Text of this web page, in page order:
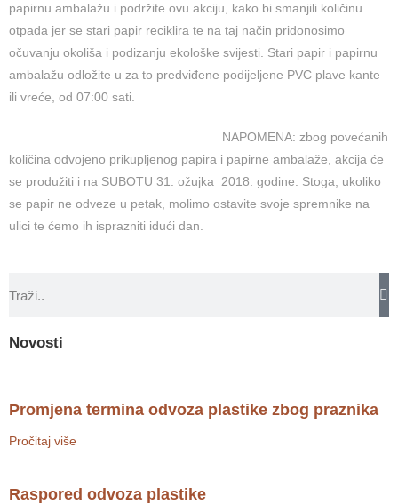
papirnu ambalažu i podržite ovu akciju, kako bi smanjili količinu
otpada jer se stari papir reciklira te na taj način pridonosimo
očuvanju okoliša i podizanju ekološke svijesti. Stari papir i papirnu
ambalažu odložite u za to predviđene podijeljene PVC plave kante
ili vreće, od 07:00 sati.
NAPOMENA: zbog povećanih
količina odvojeno prikupljenog papira i papirne ambalaže, akcija će
se produžiti i na SUBOTU 31. ožujka 2018. godine. Stoga, ukoliko
se papir ne odveze u petak, molimo ostavite svoje spremnike na
ulici te ćemo ih isprazniti idući dan.
Novosti
Promjena termina odvoza plastike zbog praznika
Pročitaj više
Raspored odvoza plastike